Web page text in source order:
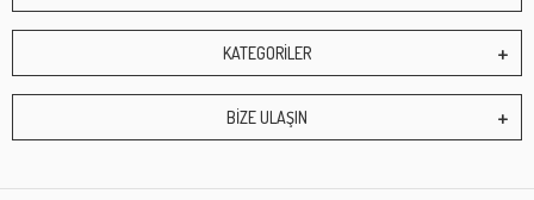
KATEGORİLER
BİZE ULAŞIN